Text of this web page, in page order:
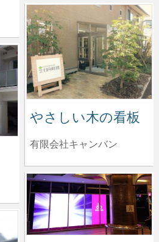
やさしい木の看板
有限会社キャンバン